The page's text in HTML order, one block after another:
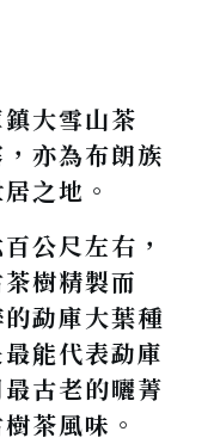
大雪山茶
亦為布朗族
之地。
公尺左右，
樹精製而
勐庫大葉種
能代表勐庫
古老的曬菁
茶風味。